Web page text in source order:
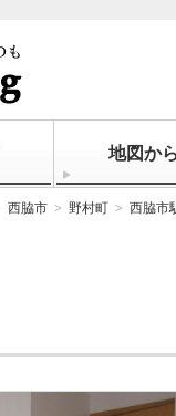
地図か
西脇市 野村町 西脇市